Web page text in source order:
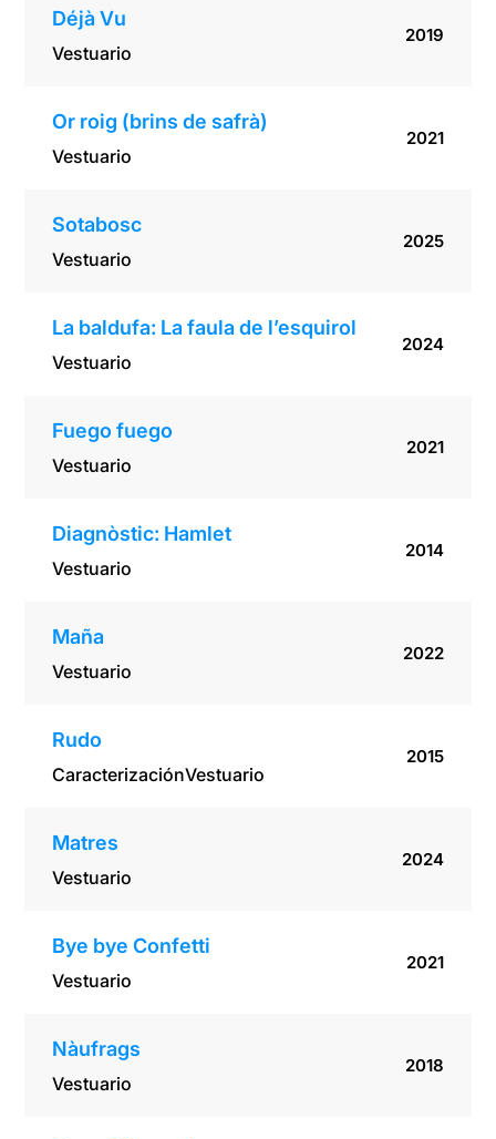
Déjà Vu
Vestuario
2019
Or roig (brins de safrà)
Vestuario
2021
Sotabosc
Vestuario
2025
La baldufa: La faula de l’esquirol
Vestuario
2024
Fuego fuego
Vestuario
2021
Diagnòstic: Hamlet
Vestuario
2014
Maña
Vestuario
2022
Rudo
CaracterizaciónVestuario
2015
Matres
Vestuario
2024
Bye bye Confetti
Vestuario
2021
Nàufrags
Vestuario
2018